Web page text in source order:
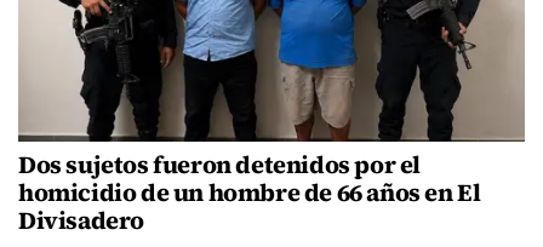
Dos sujetos fueron detenidos por el
homicidio de un hombre de 66 años en El
Divisadero